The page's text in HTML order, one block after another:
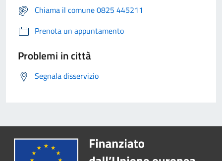
Chiama il comune 0825 445211
Prenota un appuntamento
Problemi in città
Segnala disservizio